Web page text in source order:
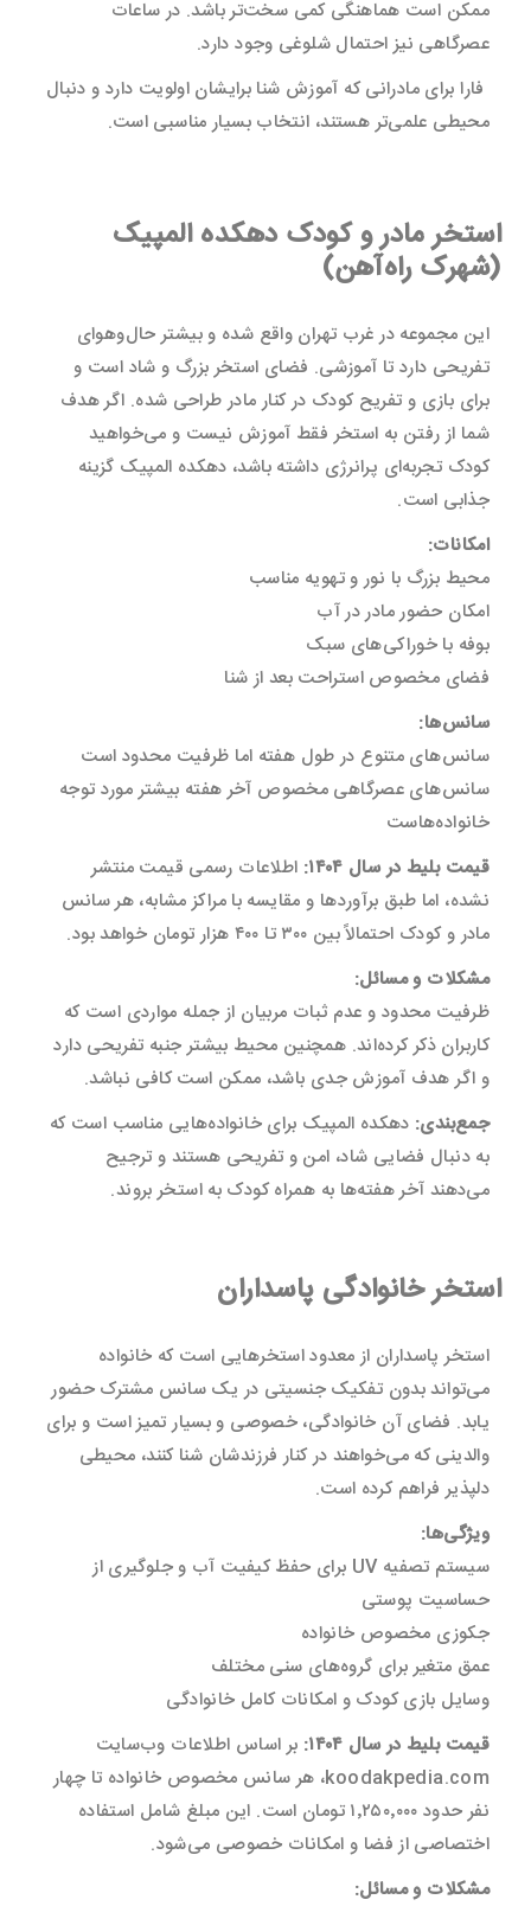
ممکن است هماهنگی کمی سخت‌تر باشد. در ساعات
عصرگاهی نیز احتمال شلوغی وجود دارد.
فارا برای مادرانی که آموزش شنا برایشان اولویت دارد و دنبال
محیطی علمی‌تر هستند، انتخاب بسیار مناسبی است.
استخر مادر و کودک دهکده المپیک
(شهرک راه‌آهن)
این مجموعه در غرب تهران واقع شده و بیشتر حال‌و‌هوای
تفریحی دارد تا آموزشی. فضای استخر بزرگ و شاد است و
برای بازی و تفریح کودک در کنار مادر طراحی شده. اگر هدف
شما از رفتن به استخر فقط آموزش نیست و می‌خواهید
کودک تجربه‌ای پرانرژی داشته باشد، دهکده المپیک گزینه
جذابی است.
امکانات:
محیط بزرگ با نور و تهویه مناسب
امکان حضور مادر در آب
بوفه با خوراکی‌های سبک
فضای مخصوص استراحت بعد از شنا
سانس‌ها:
سانس‌های متنوع در طول هفته اما ظرفیت محدود است
سانس‌های عصرگاهی مخصوص آخر هفته بیشتر مورد توجه
خانواده‌هاست
قیمت بلیط در سال ۱۴۰۴:
اطلاعات رسمی قیمت منتشر
نشده، اما طبق برآوردها و مقایسه با مراکز مشابه، هر سانس
مادر و کودک احتمالاً بین ۳۰۰ تا ۴۰۰ هزار تومان خواهد بود.
مشکلات و مسائل:
ظرفیت محدود و عدم ثبات مربیان از جمله مواردی است که
کاربران ذکر کرده‌اند. همچنین محیط بیشتر جنبه تفریحی دارد
و اگر هدف آموزش جدی باشد، ممکن است کافی نباشد.
جمع‌بندی: دهکده المپیک برای خانواده‌هایی مناسب است که
به دنبال فضایی شاد، امن و تفریحی هستند و ترجیح
می‌دهند آخر هفته‌ها به همراه کودک به استخر بروند.
استخر خانوادگی پاسداران
استخر پاسداران از معدود استخرهایی است که خانواده
می‌تواند بدون تفکیک جنسیتی در یک سانس مشترک حضور
یابد. فضای آن خانوادگی، خصوصی و بسیار تمیز است و برای
والدینی که می‌خواهند در کنار فرزندشان شنا کنند، محیطی
دلپذیر فراهم کرده است.
ویژگی‌ها:
سیستم تصفیه UV برای حفظ کیفیت آب و جلوگیری از
حساسیت پوستی
جکوزی مخصوص خانواده
عمق متغیر برای گروه‌های سنی مختلف
وسایل بازی کودک و امکانات کامل خانوادگی
قیمت بلیط در سال ۱۴۰۴:
بر اساس اطلاعات وب‌سایت
koodakpedia.com، هر سانس مخصوص خانواده تا چهار
نفر حدود ۱٬۲۵۰٬۰۰۰ تومان است. این مبلغ شامل استفاده
اختصاصی از فضا و امکانات خصوصی می‌شود.
مشکلات و مسائل: